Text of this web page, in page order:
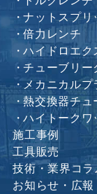
ナットスプリ
倍力レンチ
ハイドロエク
チューブリー
メカニカルプ
熱交換器チュ
ハイトークワ
施工事例
工具販売
技術・業界コラ
お知らせ・広報